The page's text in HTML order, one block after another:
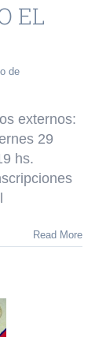
EL
de
externos:
29
hs.
Read More